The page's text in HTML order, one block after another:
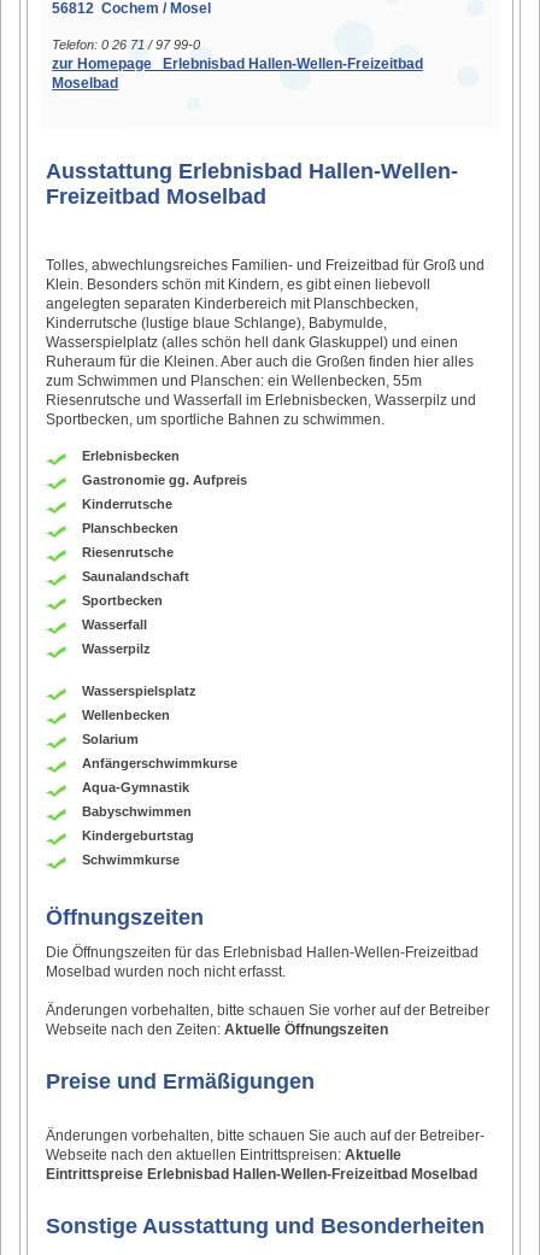
56812 Cochem / Mosel
Telefon: 0 26 71 / 97 99-0
zur Homepage Erlebnisbad Hallen-Wellen-Freizeitbad
Moselbad
Ausstattung Erlebnisbad Hallen-Wellen-
Freizeitbad Moselbad
Tolles, abwechlungsreiches Familien- und Freizeitbad für Groß und
Klein. Besonders schön mit Kindern, es gibt einen liebevoll
angelegten separaten Kinderbereich mit Planschbecken,
Kinderrutsche (lustige blaue Schlange), Babymulde,
Wasserspielplatz (alles schön hell dank Glaskuppel) und einen
Ruheraum für die Kleinen. Aber auch die Großen finden hier alles
zum Schwimmen und Planschen: ein Wellenbecken, 55m
Riesenrutsche und Wasserfall im Erlebnisbecken, Wasserpilz und
Sportbecken, um sportliche Bahnen zu schwimmen.
Erlebnisbecken
Gastronomie gg. Aufpreis
Kinderrutsche
Planschbecken
Riesenrutsche
Saunalandschaft
Sportbecken
Wasserfall
Wasserpilz
Wasserspielsplatz
Wellenbecken
Solarium
Anfängerschwimmkurse
Aqua-Gymnastik
Babyschwimmen
Kindergeburtstag
Schwimmkurse
Öffnungszeiten
Die Öffnungszeiten für das Erlebnisbad Hallen-Wellen-Freizeitbad
Moselbad wurden noch nicht erfasst.
Änderungen vorbehalten, bitte schauen Sie vorher auf der Betreiber
Webseite nach den Zeiten:Aktuelle Öffnungszeiten
Preise und Ermäßigungen
Änderungen vorbehalten, bitte schauen Sie auch auf der Betreiber-
Webseite nach den aktuellen Eintrittspreisen:Aktuelle
Eintrittspreise Erlebnisbad Hallen-Wellen-Freizeitbad Moselbad
Sonstige Ausstattung und Besonderheiten